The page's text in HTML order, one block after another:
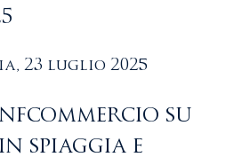
23 luglio 2025
su
spiaggia e